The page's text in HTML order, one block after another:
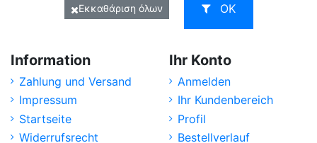
Εκκαθάριση όλων ΟΚ
Information
Zahlung und Versand
Impressum
Startseite
Widerrufsrecht
Ihr Konto
Anmelden
Ihr Kundenbereich
Profil
Bestellverlauf